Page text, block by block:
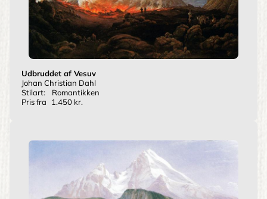
Udbruddet af Vesuv
Johan Christian Dahl
Stilart:
Romantikken
Pris fra
1.450 kr.